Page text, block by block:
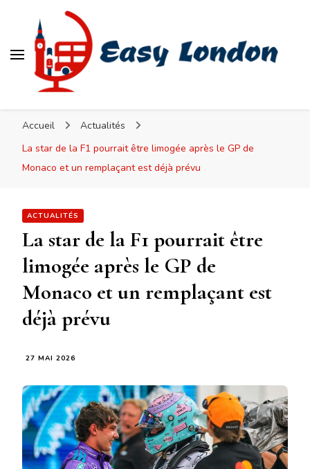
Accueil
Actualités
La star de la F1 pourrait être limogée après le GP de
Monaco et un remplaçant est déjà prévu
ACTUALITÉS
La star de la F1 pourrait être
limogée après le GP de
Monaco et un remplaçant est
déjà prévu
27 MAI 2026